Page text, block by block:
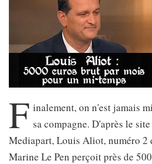
F inalement, on n'est jamais
sa compagne. D'après le
Mediapart, Louis Aliot, numéro 2
Marine Le Pen perçoit près de